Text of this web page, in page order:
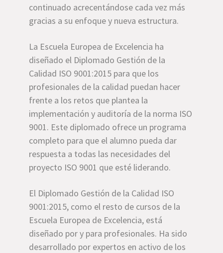
continuado acrecentándose cada vez más
gracias a su enfoque y nueva estructura.
La Escuela Europea de Excelencia ha
diseñado el Diplomado Gestión de la
Calidad ISO 9001:2015 para que los
profesionales de la calidad puedan hacer
frente a los retos que plantea la
implementación y auditoría de la norma ISO
9001. Este diplomado ofrece un programa
completo para que el alumno pueda dar
respuesta a todas las necesidades del
proyecto ISO 9001 que esté liderando.
El Diplomado Gestión de la Calidad ISO
9001:2015, como el resto de cursos de la
Escuela Europea de Excelencia, está
diseñado por y para profesionales. Ha sido
desarrollado por expertos en activo de los